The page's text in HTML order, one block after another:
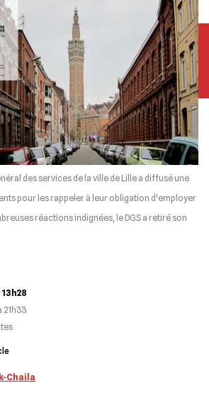
des services de la ville de Lille a diffusé une
pour les rappeler à leur obligation d'employer
réactions indignées, le DGS a retiré son
21h33
Chaila